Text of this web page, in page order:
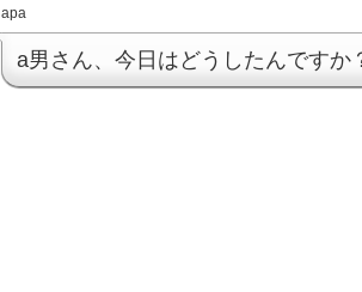
apa
a男さん、今日はどうしたんですか